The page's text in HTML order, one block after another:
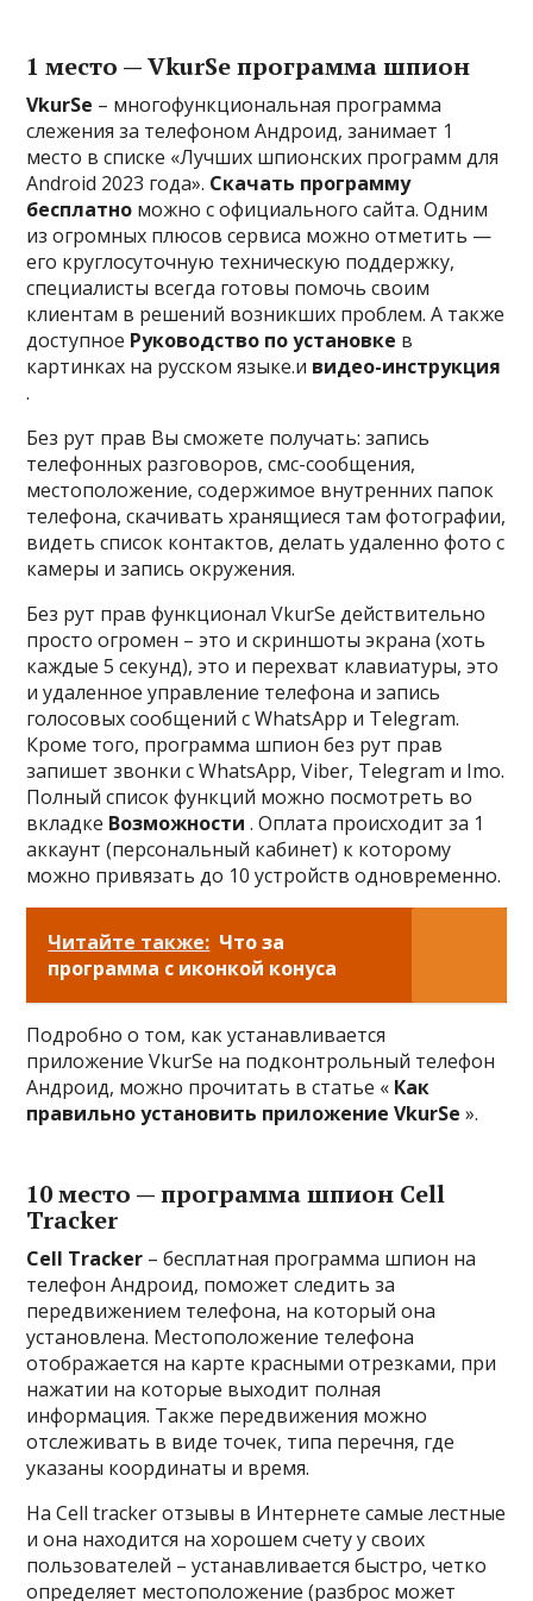
1 место — VkurSe программа шпион
VkurSe – многофункциональная программа
слежения за телефоном Андроид, занимает 1
место в списке «Лучших шпионских программ для
Android 2023 года». Скачать программу
бесплатно можно с официального сайта. Одним
из огромных плюсов сервиса можно отметить —
его круглосуточную техническую поддержку,
специалисты всегда готовы помочь своим
клиентам в решений возникших проблем. А также
доступное Руководство по установке в
картинках на русском языке.и видео-инструкция
.
Без рут прав Вы сможете получать: запись
телефонных разговоров, смс-сообщения,
местоположение, содержимое внутренних папок
телефона, скачивать хранящиеся там фотографии,
видеть список контактов, делать удаленно фото с
камеры и запись окружения.
Без рут прав функционал VkurSe действительно
просто огромен – это и скриншоты экрана (хоть
каждые 5 секунд), это и перехват клавиатуры, это
и удаленное управление телефона и запись
голосовых сообщений с WhatsApp и Telegram.
Кроме того, программа шпион без рут прав
запишет звонки с WhatsApp, Viber, Telegram и Imo.
Полный список функций можно посмотреть во
вкладке Возможности . Оплата происходит за 1
аккаунт (персональный кабинет) к которому
можно привязать до 10 устройств одновременно.
Читайте также: Что за
программа с иконкой конуса
Подробно о том, как устанавливается
приложение VkurSe на подконтрольный телефон
Андроид, можно прочитать в статье « Как
правильно установить приложение VkurSe ».
10 место — программа шпион Cell
Tracker
Cell Tracker – бесплатная программа шпион на
телефон Андроид, поможет следить за
передвижением телефона, на который она
установлена. Местоположение телефона
отображается на карте красными отрезками, при
нажатии на которые выходит полная
информация. Также передвижения можно
отслеживать в виде точек, типа перечня, где
указаны координаты и время.
На Cell tracker отзывы в Интернете самые лестные
и она находится на хорошем счету у своих
пользователей – устанавливается быстро, четко
определяет местоположение (разброс может